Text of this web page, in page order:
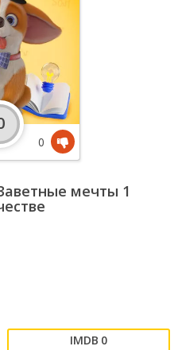
мечты 1
0
0